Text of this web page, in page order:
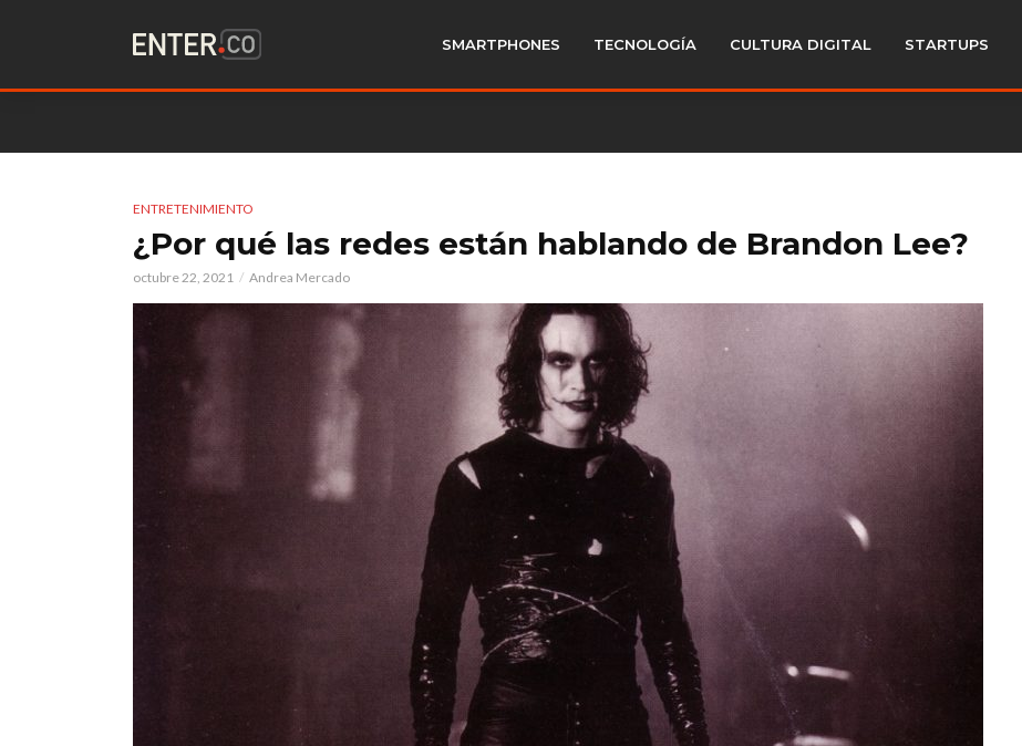
SMARTPHONES TECNOLOGÍA CULTURA DIGITAL STARTUPS
ENTRETENIMIENTO
¿Por qué las redes están hablando de Brandon Lee?
octubre 22, 2021 Andrea Mercado